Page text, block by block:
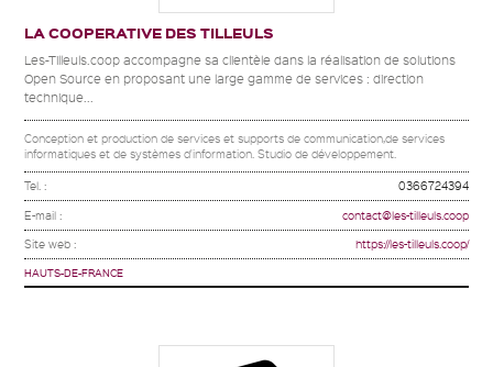
LA COOPERATIVE DES TILLEULS
Les-Tilleuls.coop accompagne sa clientèle dans la réalisation de solutions
Open Source en proposant une large gamme de services : direction
technique...
Conception et production de services et supports de communication,de services
informatiques et de systèmes d'information. Studio de développement.
Tel. : 0366724394
E-mail : contact@les-tilleuls.coop
Site web : https://les-tilleuls.coop/
HAUTS-DE-FRANCE